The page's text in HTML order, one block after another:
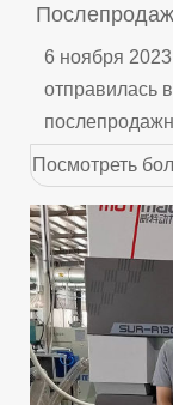
6 ноября
отправилась
Посмотреть